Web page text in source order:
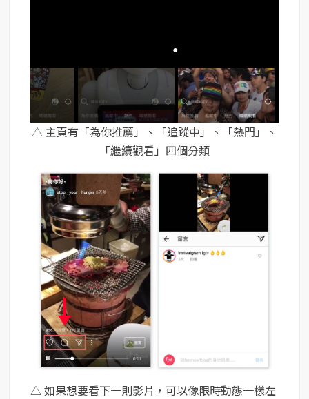
△ 主頁有「為你推薦」、「追蹤中」、「熱門」、
「繼續觀看」四個分類
△ 如果想要看下一則影片，可以像限時動態一樣左